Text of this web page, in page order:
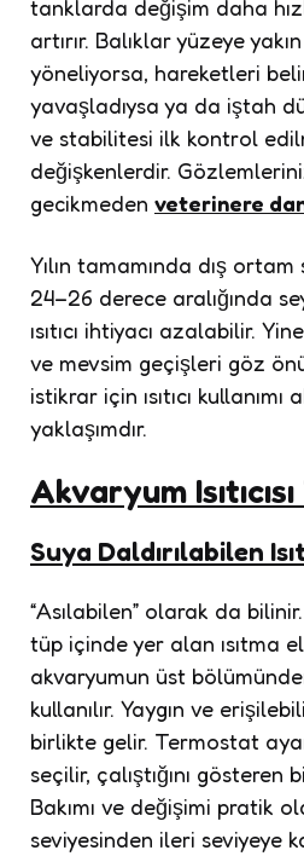
tanklarda değişim daha
artırır. Balıklar yüzeye
yöneliyorsa, hareketleri
yavaşladıysa ya da iştah
ve stabilitesi ilk kontrol
değişkenlerdir.
gecikmeden veterinere
Yılın tamamında dış ortam
24–26 derece aralığında
ısıtıcı ihtiyacı azalabilir.
ve mevsim geçişleri göz
istikrar için ısıtıcı kullanımı
yaklaşımdır.
Akvaryum
Suya Daldırılabilen
“Asılabilen” olarak da
tüp içinde yer alan ısıtma
akvaryumun üst
kullanılır. Yaygın ve
birlikte gelir. Termostat
seçilir, çalıştığını gösteren
Bakımı ve değişimi pratik
seviyesinden ileri seviyeye